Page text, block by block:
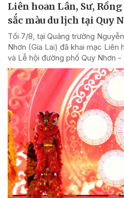
Liên hoan Lân, Sư,
sắc màu du lịch tại Quy
Tối 7/8, tại Quảng trường
Nhơn (Gia Lai) đã khai mạc Liên
và Lễ hội đường phố Quy Nhơn -